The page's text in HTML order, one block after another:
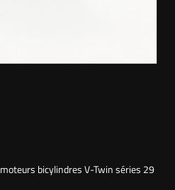
bicylindres V-Twin séries 29